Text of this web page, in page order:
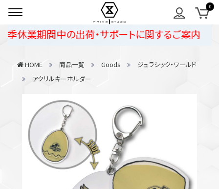
業期間中の出荷・サポートに関するご案内
HOME 商品一覧 Goods
ジュラシック・ワールド
アクリルキーホルダー